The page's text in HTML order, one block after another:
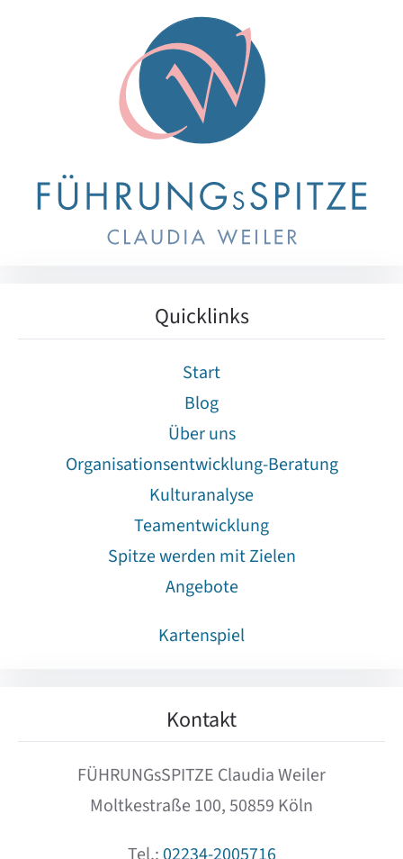
Quicklinks
Start
Blog
Über uns
Organisationsentwicklung-Beratung
Kulturanalyse
Teamentwicklung
Spitze werden mit Zielen
Angebote
Kartenspiel
Kontakt
FÜHRUNGsSPITZE Claudia Weiler
Moltkestraße 100, 50859 Köln